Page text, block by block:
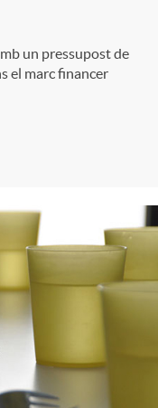
un pressupost de
el marc financer